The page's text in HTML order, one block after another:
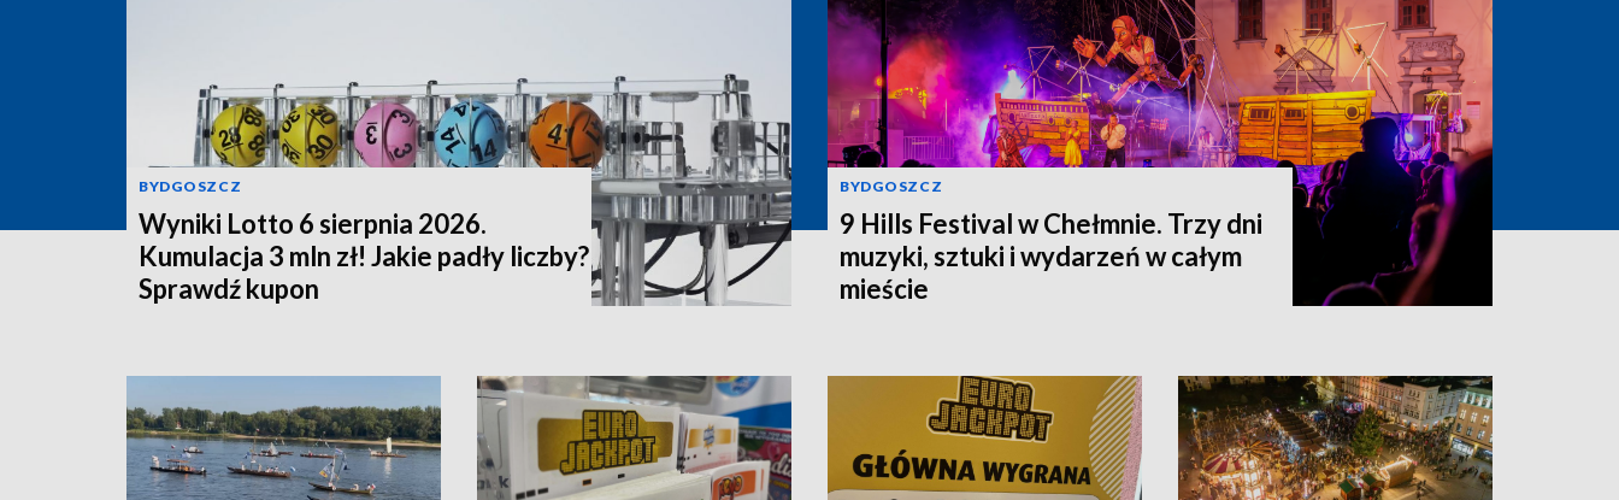
BYDGOSZCZ
Wyniki Lotto 6 sierpnia 2026.
Kumulacja 3 mln zł! Jakie padły liczby?
Sprawdź kupon
BYDGOSZCZ
9 Hills Festival w Chełmnie. Trzy dni
muzyki, sztuki i wydarzeń w całym
mieście